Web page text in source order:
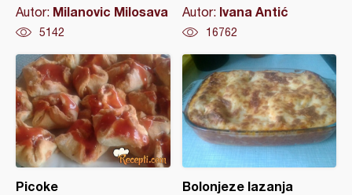
Autor: Milanovic Milosava
5142
Autor: Ivana Antić
16762
Picoke Bolonjeze lazanja